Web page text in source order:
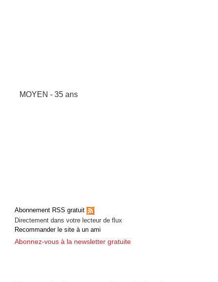
MOYEN - 35 ans
Abonnement RSS gratuit
Directement dans votre lecteur de flux
Recommander le site à un ami
Abonnez-vous à la newsletter gratuite